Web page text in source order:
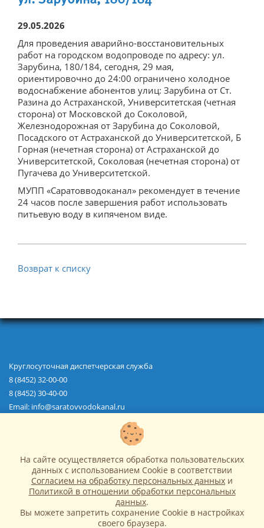
Поверка и опломбировка
Онлайн-приемная
Узнать задолженность
Отключение должников
Прямые договоры
Центр по работе с абонентами
Электронный документооборот
Новости
Новости предприятия
Отключения
Закупки
Положение о закупках
которых осуществляются у субъектов малого и
среднего предпринимательства
Сведения об образовательной организации
Структура и органы управления
образовательной организацией
Документы
Образование
Руководство
29.05.2026
Для проведения аварийно-восстановительных
работ на городском водопроводе по адресу: ул.
Зарубина, 180/184, сегодня, 29 мая,
ориентировочно до 24:00 ограничено холодное
водоснабжение абонентов улиц: Зарубина от Ст.
Разина до Астраханской, Университетская (четная
сторона) от Московской до Соколовой,
Железнодорожная от Зарубина до Соколовой,
Посадского от Астраханской до Университетской, Б
Горная (нечетная сторона) от Астраханской до
Университетской, Соколовая (нечетная сторона) от
Пугачева до Университетской.
МУПП «Саратовводоканал» рекомендует в течение
24 часов после завершения работ использовать
питьевую воду в кипяченом виде.
Возврат к списку
Круглосуточная диспетчерская служба
8 (8452) 32-00-00
8 (8452) 30-40-00
Email: info@saratovvodokanal.ru
Абонентам
Новости
Закупки
Сведения об образовательной организации
Ремонт сетей
На сайте осуществляется обработка пользовательских
данных с использованием Cookie в соответствии
Согласием на обработку персональных данных и
Политикой в отношении обработки персональных
данных.
Вы можете запретить сохранение Cookie в настройках
своего браузера.